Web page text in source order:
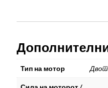
Тип на мотор